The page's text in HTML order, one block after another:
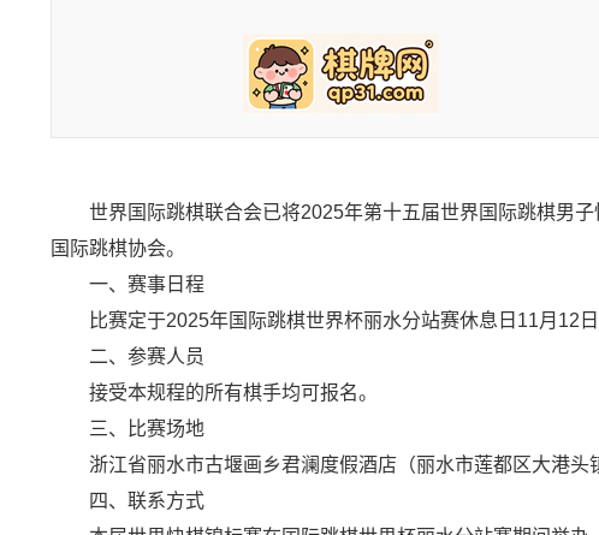
世界国际跳棋联合会已将2025年第十五届世界国际跳棋男子
国际跳棋协会。
一、赛事日程
比赛定于2025年国际跳棋世界杯丽水分站赛休息日11月12日
二、参赛人员
接受本规程的所有棋手均可报名。
三、比赛场地
浙江省丽水市古堰画乡君澜度假酒店（丽水市莲都区大港头
四、联系方式